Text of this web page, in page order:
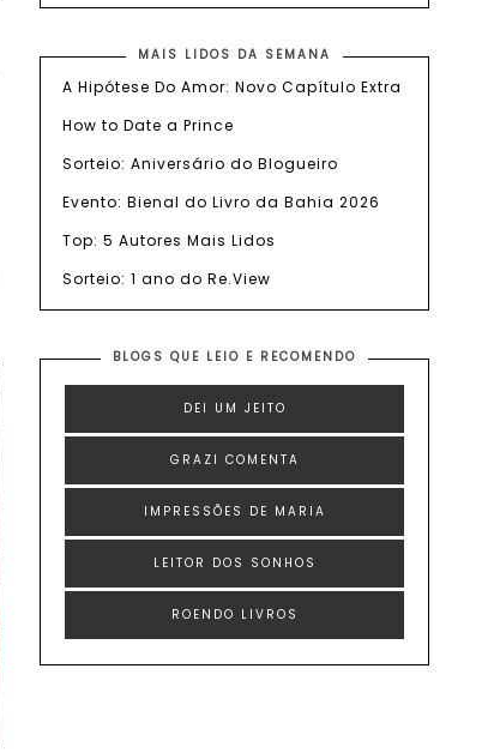
MAIS LIDOS DA SEMANA
A Hipótese Do Amor: Novo Capítulo Extra
How to Date a Prince
Sorteio: Aniversário do Blogueiro
Evento: Bienal do Livro da Bahia 2026
Top: 5 Autores Mais Lidos
Sorteio: 1 ano do Re.View
BLOGS QUE LEIO E RECOMENDO
DEI UM JEITO
GRAZI COMENTA
IMPRESSÕES DE MARIA
LEITOR DOS SONHOS
ROENDO LIVROS